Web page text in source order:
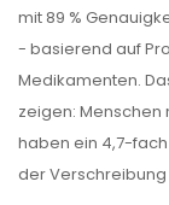
mit 89 %
- basierend auf
Medikamenten.
zeigen: Menschen
haben ein 4,7-
der